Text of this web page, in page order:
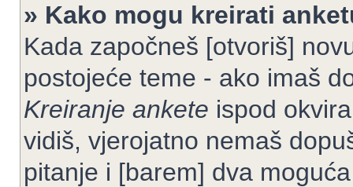
» Kako mogu kreirati
Kada započneš [otvoriš]
postojeće teme - ako imaš
Kreiranje ankete ispod
vidiš, vjerojatno nemaš
pitanje i [barem] dva